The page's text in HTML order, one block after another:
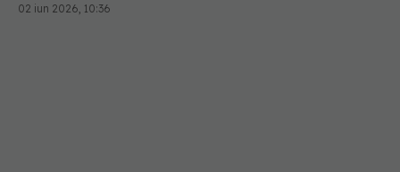
02 iun 2026, 10:36